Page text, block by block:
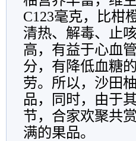
C123毫克，比柑
清热、解毒、止
高，有益于心血
分，有降低血糖
劳。所以，沙田
品，同时，由于
节，合家欢聚共
满的果品。